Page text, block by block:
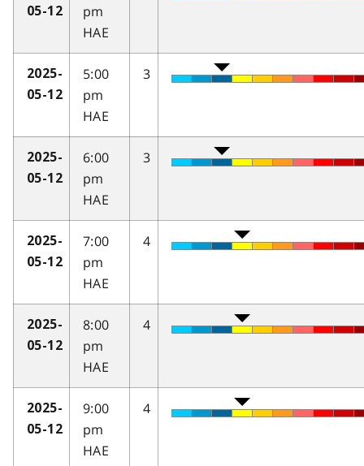
05-12
pm
HAE
2025-
05-12
5:00
pm
HAE
3
2025-
05-12
6:00
pm
HAE
3
2025-
05-12
7:00
pm
HAE
4
2025-
05-12
8:00
pm
HAE
4
2025-
05-12
9:00
pm
HAE
4